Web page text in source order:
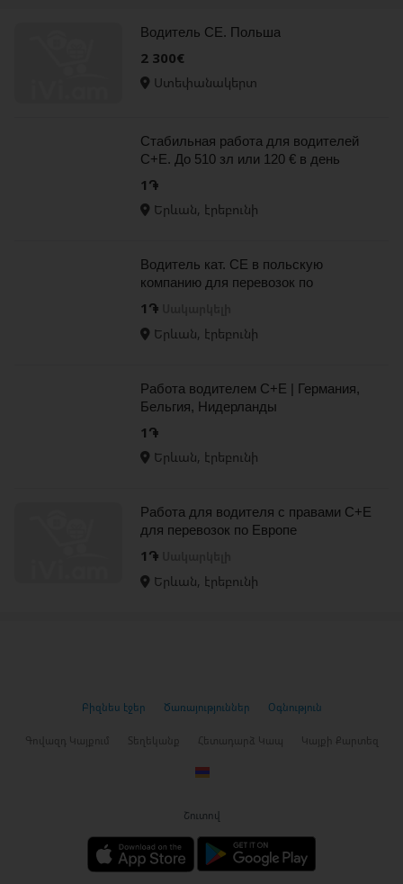
Водитель СЕ. Польша
2 300€
Ստեփանակերտ
Стабильная работа для водителей
C+E. До 510 зл или 120 € в день
1֏
Երևան, էրեբունի
Водитель кат. CE в польскую
компанию для перевозок по
территории Европы
1֏
Երևան, էրեբունի
Работа водителем C+E | Германия,
Бельгия, Нидерланды
1֏
Երևան, էրեբունի
Работа для водителя с правами C+E
для перевозок по Европе
1֏
Երևան, էրեբունի
Բիզնես էջեր Ծառայություններ Օգնություն
Գովազդ Կայքում Տեղեկանք Հետադարձ Կապ Կայքի Քարտեզ
Շուտով